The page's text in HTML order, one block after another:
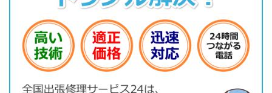
台 / 別府 / 弁財 / 星川 / 本石 / 本町 / 万吉 / 間々田 /
里町 / 箕輪 / 見晴町 / 宮町 / 宮前町 / 宮本町 / 向谷 /
村岡 / 妻沼 / 妻沼小島 / 妻沼台 / 妻沼中央 / 妻沼西 /
妻沼東 / 楊井 / 八木田 / 八ツ口 / 弥藤吾 / 弥生